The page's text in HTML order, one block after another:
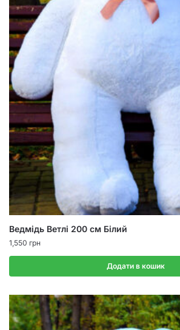
Ведмідь Ветлі 200 см Білий
1,550 грн
Додати в кошик